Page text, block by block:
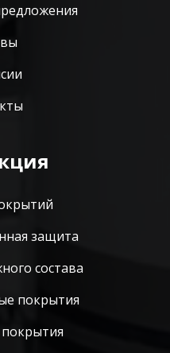
защита
состава
покрытия